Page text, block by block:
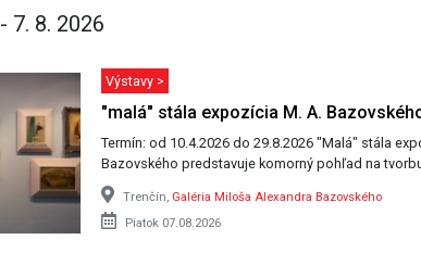
- 7. 8. 2026
Výstavy >
"malá" stála expozícia M. A.
Termín: od 10.4.2026 do 29.8.2026 "Malá" stála expozícia Miloša Alexandra
Bazovského predstavuje komorný pohľad na
Trenčín, Galéria Miloša Alexandra Bazovského
Piatok 07.08.2026